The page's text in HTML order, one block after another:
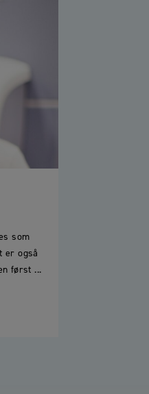
som
er også
først ...